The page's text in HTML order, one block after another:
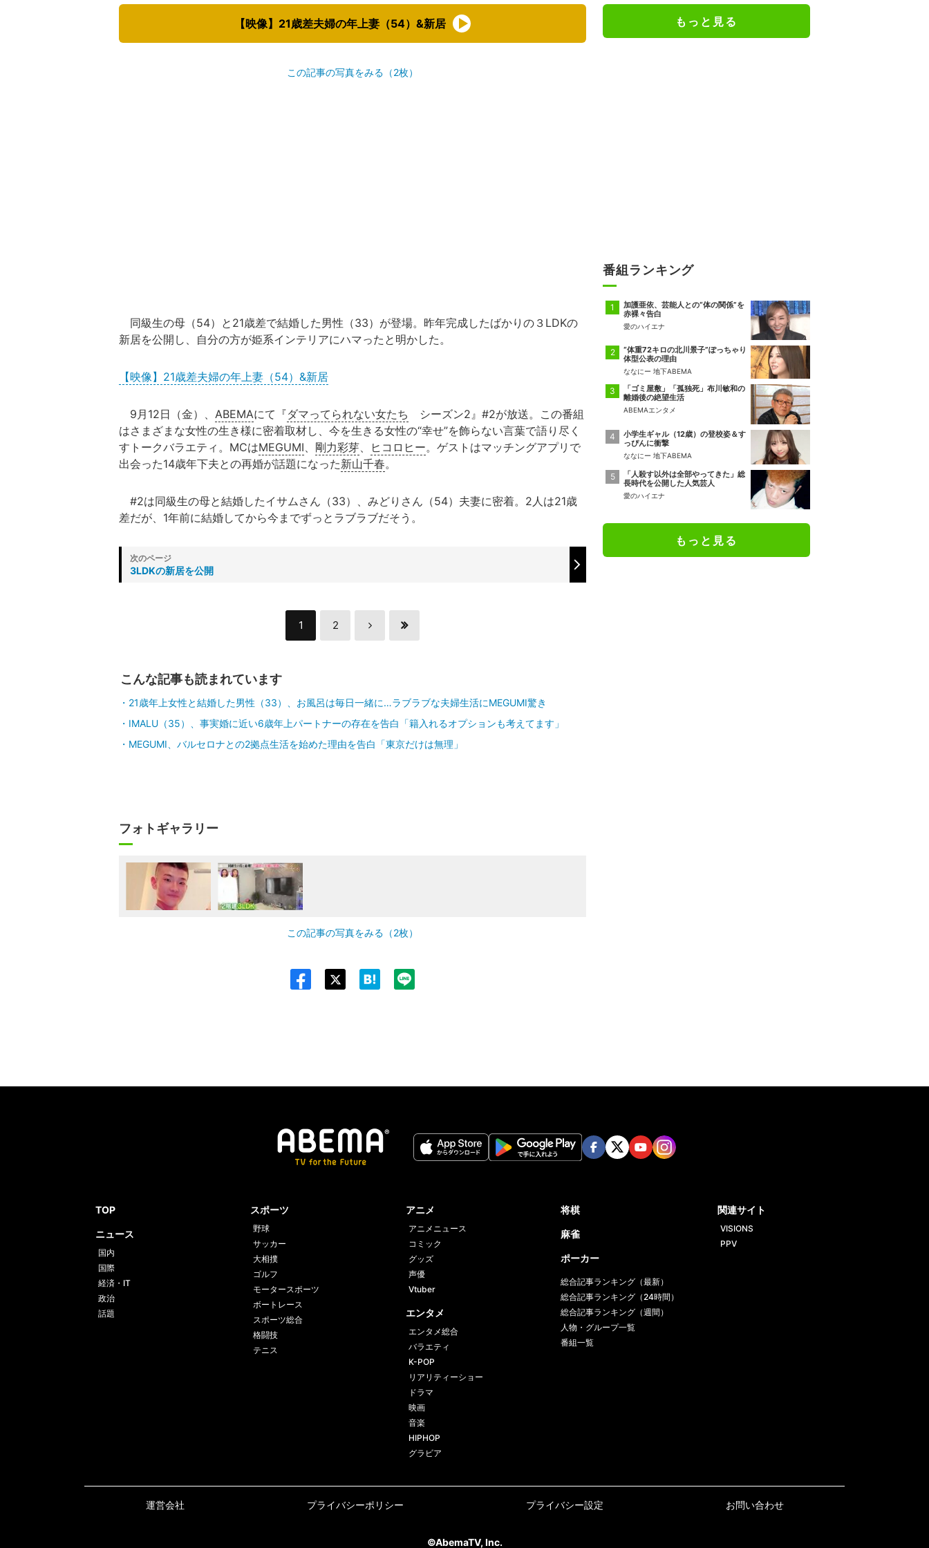
【映像】21歳差夫婦の年上妻（54）&新居
この記事の写真をみる（2枚）
同級生の母（54）と21歳差で結婚した男性（33）が登場。昨年完成したばかりの３LDKの
新居を公開し、自分の方が姫系インテリアにハマったと明かした。
【映像】21歳差夫婦の年上妻（54）&新居
9月12日（金）、 ABEMAにて『ダマってられない女たち シーズン2』#2が放送。この番組
はさまざまな女性の生き様に密着取材し、今を生きる女性の“幸せ”を飾らない言葉で語り尽く
すトークバラエティ。MCはMEGUMI、 剛力彩芽、 ヒコロヒー。ゲストはマッチングアプリで
出会った14歳年下夫との再婚が話題になった新山千春。
#2は同級生の母と結婚したイサムさん（33）、みどりさん（54）夫妻に密着。2人は21歳
差だが、1年前に結婚してから今までずっとラブラブだそう。
3LDKの新居を公開
1 2
こんな記事も読まれています
21歳年上女性と結婚した男性（33）、お風呂は毎日一緒に…ラブラブな夫婦生活にMEGUMI驚き
IMALU（35）、事実婚に近い6歳年上パートナーの存在を告白「籍入れるオプションも考えてます」
MEGUMI、バルセロナとの2拠点生活を始めた理由を告白「東京だけは無理」
フォトギャラリー
この記事の写真をみる（2枚）
もっと見る
番組ランキング
加護亜依、芸能人との“体の関係”を
赤裸々告白
愛のハイエナ
“体重72キロの北川景子”ぽっちゃり
体型公表の理由
ななにー 地下ABEMA
「ゴミ屋敷」「孤独死」布川敏和の
離婚後の絶望生活
ABEMAエンタメ
小学生ギャル（12歳）の登校姿＆す
っぴんに衝撃
ななにー 地下ABEMA
「人殺す以外は全部やってきた」総
長時代を公開した人気芸人
愛のハイエナ
もっと見る
TOP
ニュース
国内
国際
経済・IT
政治
話題
スポーツ
野球
サッカー
大相撲
ゴルフ
モータースポーツ
ボートレース
スポーツ総合
格闘技
テニス
アニメ
アニメニュース
コミック
グッズ
声優
Vtuber
エンタメ
エンタメ総合
バラエティ
K-POP
リアリティーショー
ドラマ
映画
音楽
HIPHOP
グラビア
将棋
麻雀
ポーカー
総合記事ランキング（最新）
総合記事ランキング（24時間）
総合記事ランキング（週間）
人物・グループ一覧
番組一覧
関連サイト
VISIONS
PPV
運営会社 プライバシーポリシー プライバシー設定 お問い合わせ
©AbemaTV, Inc.